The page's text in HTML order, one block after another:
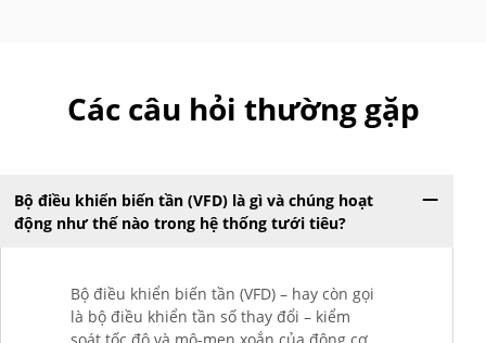
Các câu hỏi thường gặp
Bộ điều khiển biến tần (VFD) là gì và chúng hoạt
động như thế nào trong hệ thống tưới tiêu?
Bộ điều khiển biến tần (VFD) – hay còn gọi
là bộ điều khiển tần số thay đổi – kiểm